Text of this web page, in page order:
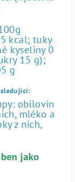
kcal; tuky
kyseliny 0
15 g);
g
obilovin
mléko a
z nich,
jako